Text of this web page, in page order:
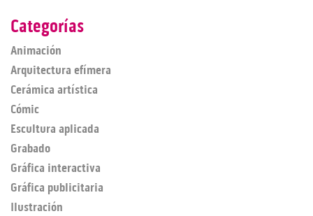
Categorías
Animación
Arquitectura efímera
Cerámica artística
Cómic
Escultura aplicada
Grabado
Gráfica interactiva
Gráfica publicitaria
Ilustración